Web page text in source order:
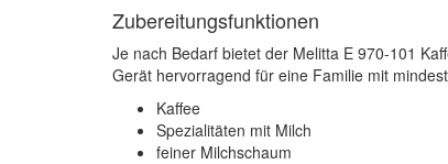
Zubereitungsfunktionen
Je nach Bedarf bietet der Melitta E 970-101
Gerät hervorragend für eine Familie mit
Kaffee
Spezialitäten mit Milch
feiner Milchschaum